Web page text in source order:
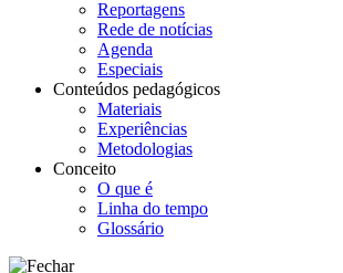
Reportagens
Rede de notícias
Agenda
Especiais
Conteúdos pedagógicos
Materiais
Experiências
Metodologias
Conceito
O que é
Linha do tempo
Glossário